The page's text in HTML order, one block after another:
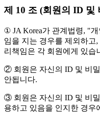
제 10 조 (회원의 ID 및
① JA Korea가 관계법령, "
임을 지는 경우를 제외하고
리책임은 각 회원에게 있습
② 회원은 자신의 ID 및 비
안됩니다.
③ 회원은 자신의 ID 및 비
용하고 있음을 인지한 경우